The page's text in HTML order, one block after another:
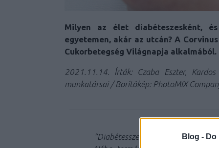
Blog -
Milyen az élet diabéteszesként,
egyetemen, akár az utcán? A
Cukorbetegség Világnapja alkalmából.
2021.11.14. Írták: Czaba Eszter,
munkatársai / Borítókép: PhotoMIX
“Diabétesszel élni kihívás. Egy